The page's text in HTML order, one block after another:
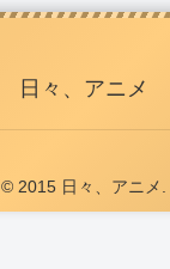
日々、アニメ
© 2015 日々、アニメ.